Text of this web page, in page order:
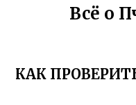
Всё о
КАК